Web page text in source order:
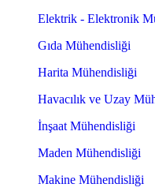
Elektrik - Elektronik
Gıda Mühendisliği
Harita Mühendisliği
Havacılık ve Uzay
İnşaat Mühendisliği
Maden Mühendisliği
Makine Mühendisliği